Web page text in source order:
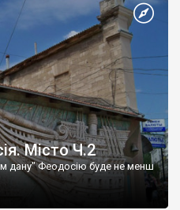
Місто Ч.2
дану" Феодосію буде не менш